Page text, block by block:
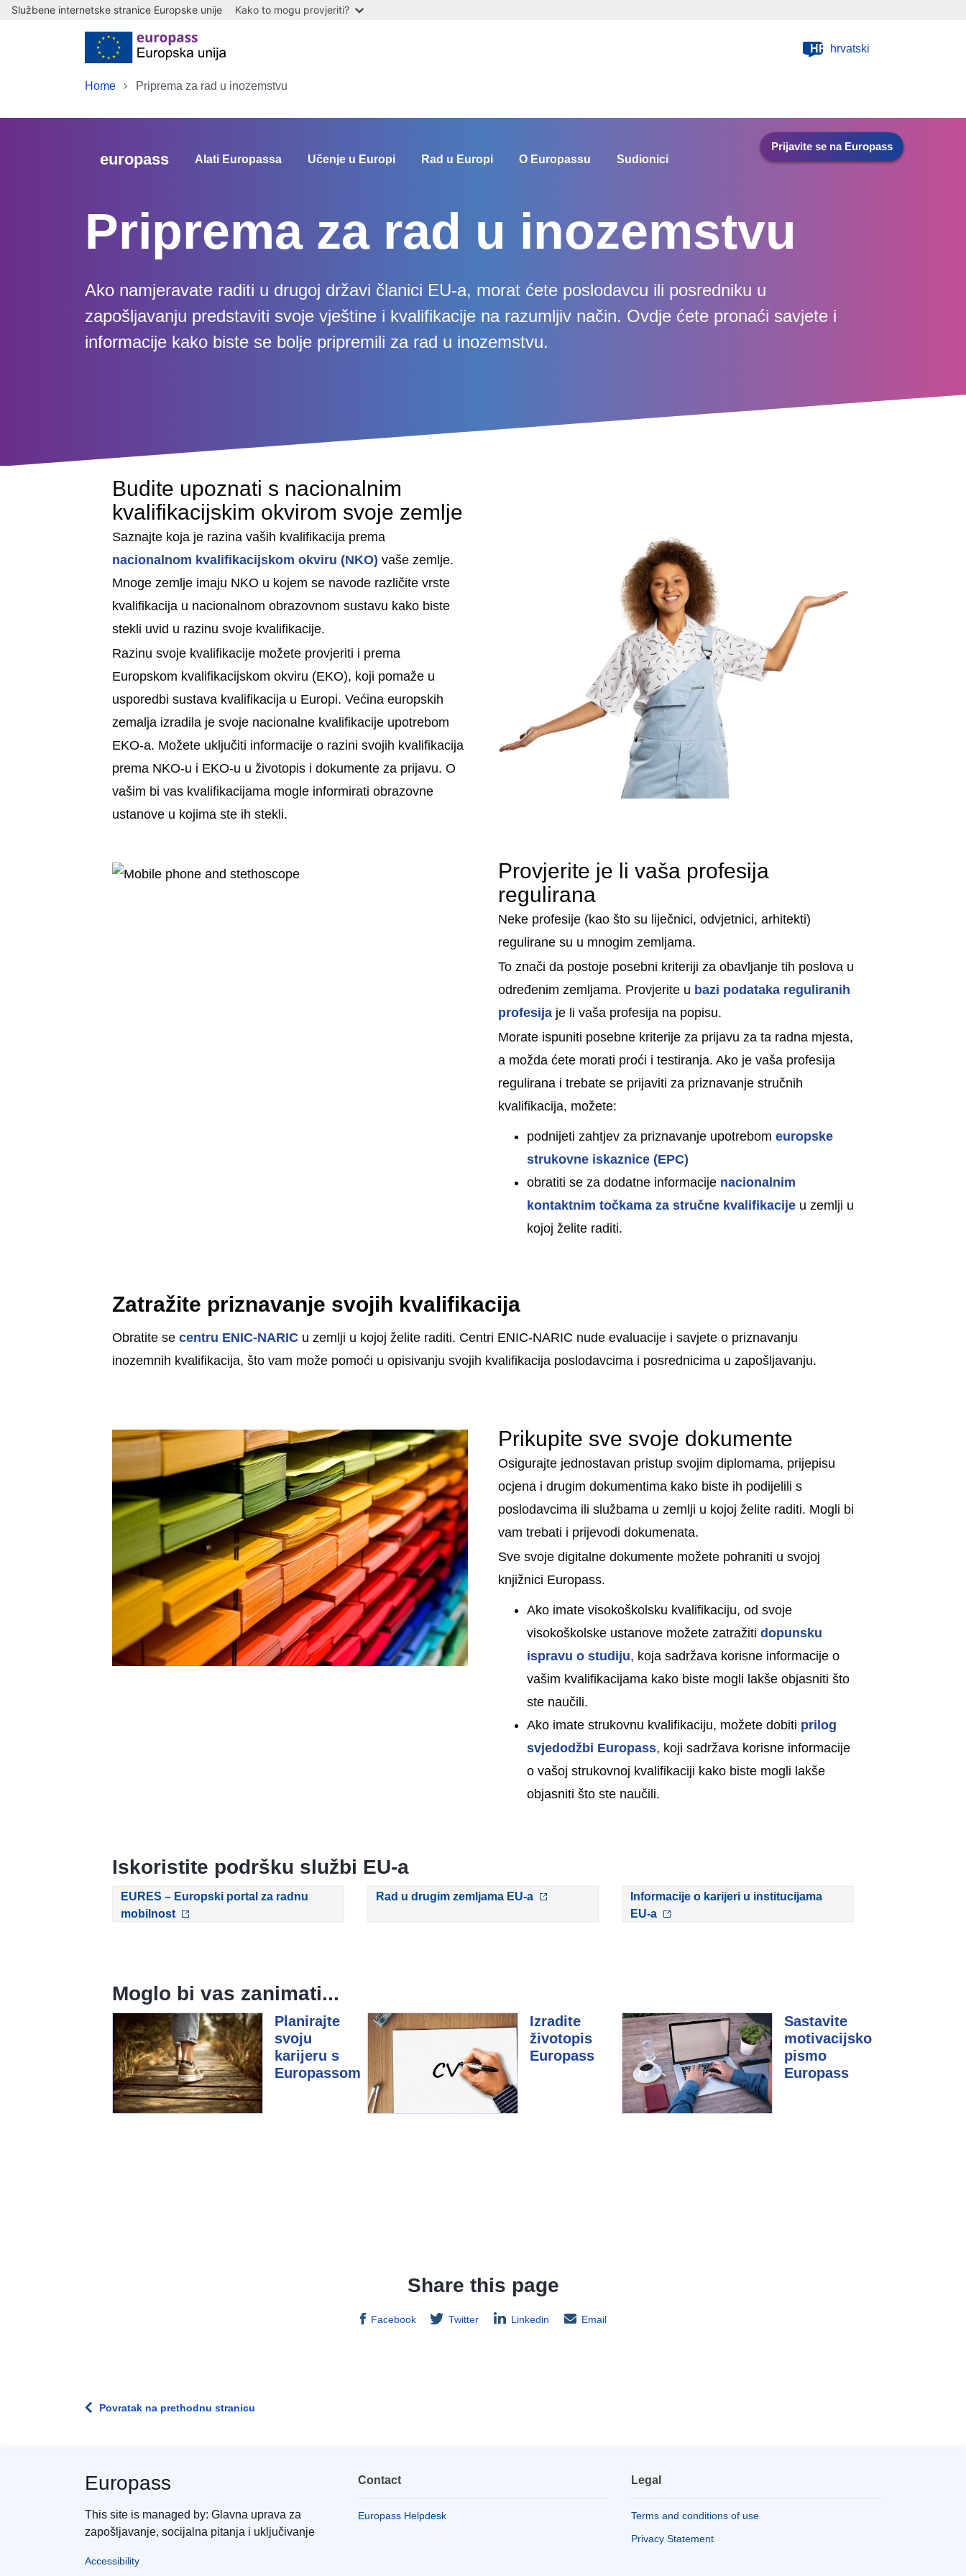
Skip to main content
Službene internetske stranice Europske unije Kako to mogu provjeriti?
Home Priprema za rad u inozemstvu
HR hrvatski
europass Alati Europassa Učenje u Europi Rad u Europi O Europassu Sudionici
Prijavite se na Europass
Priprema za rad u inozemstvu
Ako namjeravate raditi u drugoj državi članici EU-a, morat ćete poslodavcu ili posredniku u
zapošljavanju predstaviti svoje vještine i kvalifikacije na razumljiv način. Ovdje ćete pronaći savjete i
informacije kako biste se bolje pripremili za rad u inozemstvu.
Budite upoznati s nacionalnim
kvalifikacijskim okvirom svoje zemlje
Saznajte koja je razina vaših kvalifikacija prema
nacionalnom kvalifikacijskom okviru (NKO) vaše zemlje.
Mnoge zemlje imaju NKO u kojem se navode različite vrste
kvalifikacija u nacionalnom obrazovnom sustavu kako biste
stekli uvid u razinu svoje kvalifikacije.
Razinu svoje kvalifikacije možete provjeriti i prema
Europskom kvalifikacijskom okviru (EKO), koji pomaže u
usporedbi sustava kvalifikacija u Europi. Većina europskih
zemalja izradila je svoje nacionalne kvalifikacije upotrebom
EKO-a. Možete uključiti informacije o razini svojih kvalifikacija
prema NKO-u i EKO-u u životopis i dokumente za prijavu. O
vašim bi vas kvalifikacijama mogle informirati obrazovne
ustanove u kojima ste ih stekli.
Provjerite je li vaša profesija
regulirana
Neke profesije (kao što su liječnici, odvjetnici, arhitekti)
regulirane su u mnogim zemljama.
To znači da postoje posebni kriteriji za obavljanje tih poslova u
određenim zemljama. Provjerite u bazi podataka reguliranih
profesijaje li vaša profesija na popisu.
Morate ispuniti posebne kriterije za prijavu za ta radna mjesta,
a možda ćete morati proći i testiranja. Ako je vaša profesija
regulirana i trebate se prijaviti za priznavanje stručnih
kvalifikacija, možete:
podnijeti zahtjev za priznavanje upotrebom europske
strukovne iskaznice (EPC)
obratiti se za dodatne informacije nacionalnim
kontaktnim točkama za stručne kvalifikacijeu zemlji u
kojoj želite raditi.
Zatražite priznavanje svojih kvalifikacija
Obratite secentru ENIC-NARIC u zemlji u kojoj želite raditi. Centri ENIC-NARIC nude evaluacije i savjete o priznavanju
inozemnih kvalifikacija, što vam može pomoći u opisivanju svojih kvalifikacija poslodavcima i posrednicima u zapošljavanju.
Prikupite sve svoje dokumente
Osigurajte jednostavan pristup svojim diplomama, prijepisu
ocjena i drugim dokumentima kako biste ih podijelili s
poslodavcima ili službama u zemlji u kojoj želite raditi. Mogli bi
vam trebati i prijevodi dokumenata.
Sve svoje digitalne dokumente možete pohraniti u svojoj
knjižnici Europass.
Ako imate visokoškolsku kvalifikaciju, od svoje
visokoškolske ustanove možete zatražiti dopunsku
ispravu o studiju, koja sadržava korisne informacije o
vašim kvalifikacijama kako biste mogli lakše objasniti što
ste naučili.
Ako imate strukovnu kvalifikaciju, možete dobiti prilog
svjedodžbi Europass, koji sadržava korisne informacije
o vašoj strukovnoj kvalifikaciji kako biste mogli lakše
objasniti što ste naučili.
Iskoristite podršku službi EU-a
EURES – Europski portal za radnu
mobilnost
Rad u drugim zemljama EU-a
Informacije o karijeri u institucijama
EU-a
Moglo bi vas zanimati...
Planirajte
svoju
karijeru s
Europassom
Izradite
životopis
Europass
Sastavite
motivacijsko
pismo
Europass
Share this page
Facebook Twitter Linkedin Email
Povratak na prethodnu stranicu
Europass
This site is managed by: Glavna uprava za
zapošljavanje, socijalna pitanja i uključivanje
Accessibility
Contact
Europass Helpdesk
Legal
Terms and conditions of use
Privacy Statement